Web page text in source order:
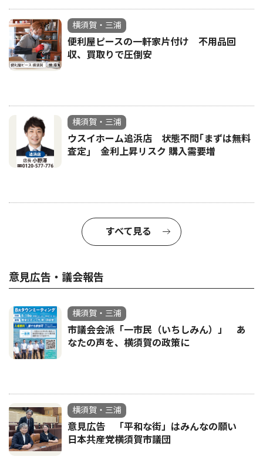
横須賀・三浦
便利屋ピースの一軒家片付け 不用品回
収、買取りで圧倒安
横須賀・三浦
ウスイホーム追浜店 状態不問｢まずは無料
査定｣ 金利上昇リスク 購入需要増
すべて見る
意見広告・議会報告
横須賀・三浦
市議会会派「一市民（いちしみん）」 あ
なたの声を、横須賀の政策に
横須賀・三浦
意見広告 「平和な街」はみんなの願い
日本共産党横須賀市議団